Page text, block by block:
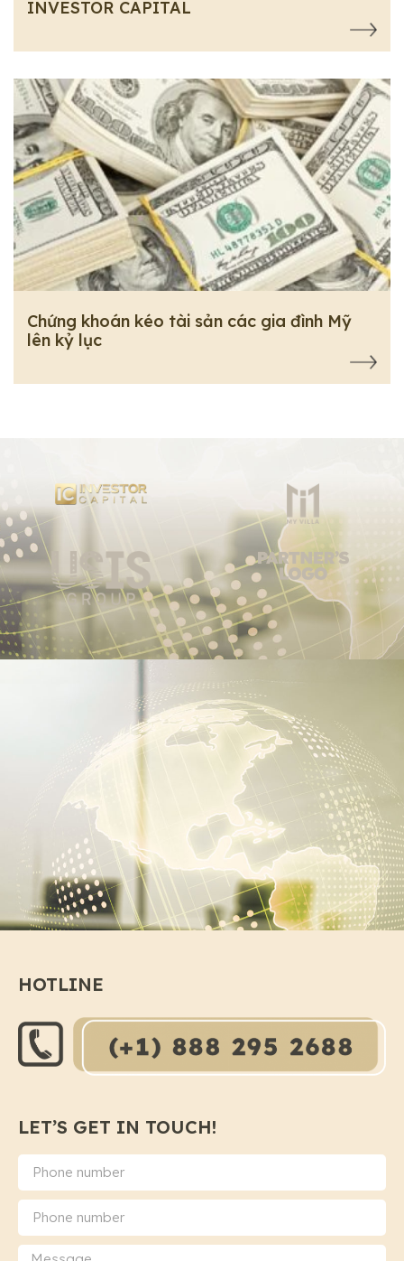
INVESTOR CAPITAL
Chứng khoán kéo tài sản các gia đình Mỹ
lên kỷ lục
HOTLINE
LET’S GET IN TOUCH!